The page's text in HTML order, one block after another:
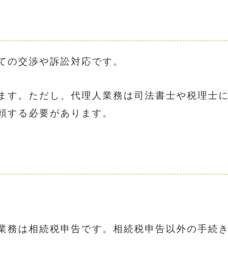
交渉や訴訟対応です。
。ただし、代理人業務は司法書士や税理士に
る必要があります。
は相続税申告です。相続税申告以外の手続き